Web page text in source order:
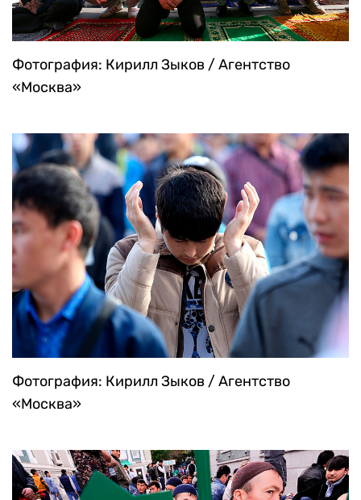
Фотография: Кирилл Зыков / Агентство
«Москва»
Фотография: Кирилл Зыков / Агентство
«Москва»